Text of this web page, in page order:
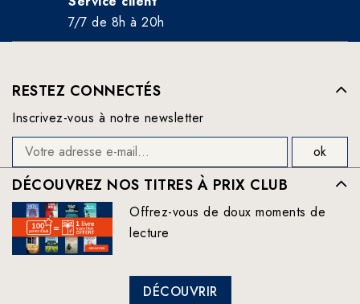
7/7 de 8h à 20h
RESTEZ CONNECTÉS
Inscrivez-vous à notre newsletter
DÉCOUVREZ NOS TITRES À PRIX CLUB
Offrez-vous de doux moments de
lecture
DÉCOUVRIR